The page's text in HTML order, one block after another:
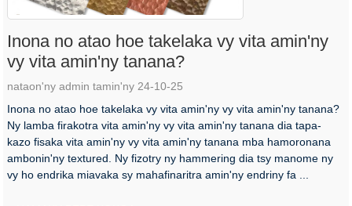
Inona no atao hoe takelaka vy vita amin'ny
vy vita amin'ny tanana?
nataon'ny admin tamin'ny 24-10-25
Inona no atao hoe takelaka vy vita amin'ny vy vita amin'ny tanana?
Ny lamba firakotra vita amin'ny vy vita amin'ny tanana dia tapa-
kazo fisaka vita amin'ny vy vita amin'ny tanana mba hamoronana
ambonin'ny textured. Ny fizotry ny hammering dia tsy manome ny
vy ho endrika miavaka sy mahafinaritra amin'ny endriny fa ...